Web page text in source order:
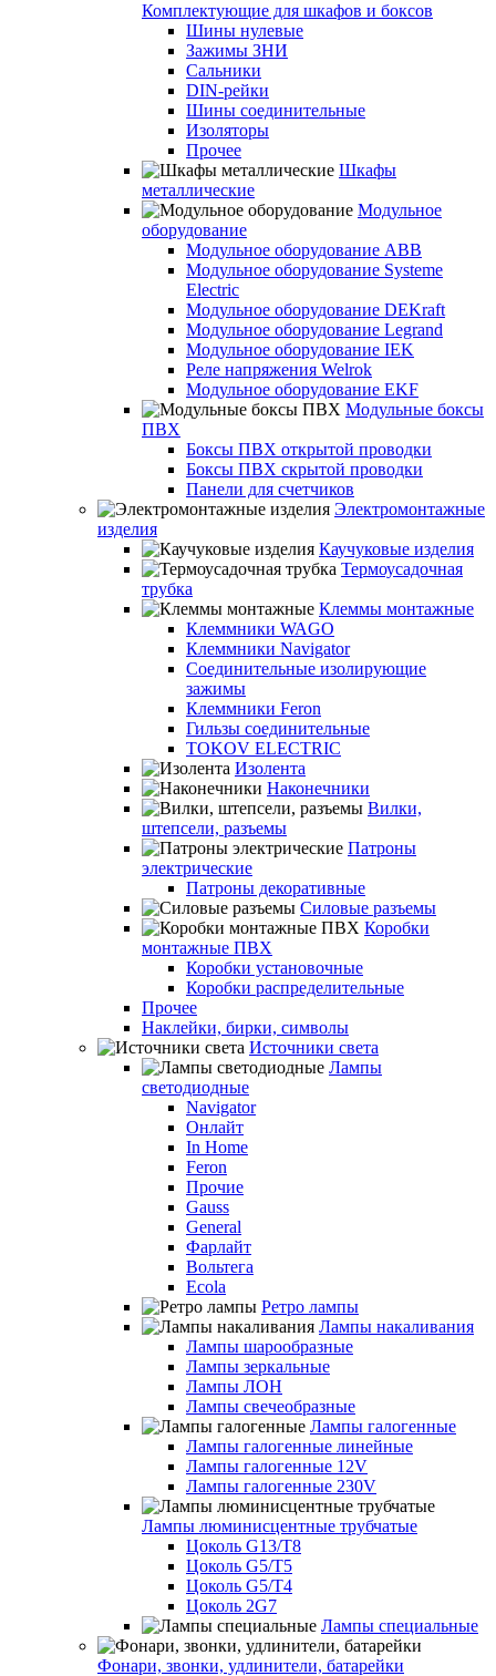
Комплектующие для шкафов и боксов
Шины нулевые
Зажимы ЗНИ
Сальники
DIN-рейки
Шины соединительные
Изоляторы
Прочее
Шкафы
металлические
Модульное
оборудование
Модульное оборудование ABB
Модульное оборудование Systeme
Electric
Модульное оборудование DEKraft
Модульное оборудование Legrand
Модульное оборудование IEK
Реле напряжения Welrok
Модульное оборудование EKF
Модульные боксы
ПВХ
Боксы ПВХ открытой проводки
Боксы ПВХ скрытой проводки
Панели для счетчиков
Электромонтажные
изделия
Каучуковые изделия
Термоусадочная
трубка
Клеммы монтажные
Клеммники WAGO
Клеммники Navigator
Соединительные изолирующие
зажимы
Клеммники Feron
Гильзы соединительные
TOKOV ELECTRIC
Изолента
Наконечники
Вилки,
штепсели, разъемы
Патроны
электрические
Патроны декоративные
Силовые разъемы
Коробки
монтажные ПВХ
Коробки установочные
Коробки распределительные
Прочее
Наклейки, бирки, символы
Источники света
Лампы
светодиодные
Navigator
Онлайт
In Home
Feron
Прочие
Gauss
General
Фарлайт
Вольтега
Ecola
Ретро лампы
Лампы накаливания
Лампы шарообразные
Лампы зеркальные
Лампы ЛОН
Лампы свечеобразные
Лампы галогенные
Лампы галогенные линейные
Лампы галогенные 12V
Лампы галогенные 230V
Лампы люминисцентные трубчатые
Цоколь G13/T8
Цоколь G5/Т5
Цоколь G5/T4
Цоколь 2G7
Лампы специальные
Фонари, звонки, удлинители, батарейки